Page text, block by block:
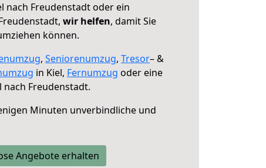
nach Freudenstadt oder ein
wir helfen, damit Sie
können.
, Seniorenumzug, Tresor– &
in Kiel, Fernumzug oder eine
nach Freudenstadt.
Minuten unverbindliche und
Angebote erhalten